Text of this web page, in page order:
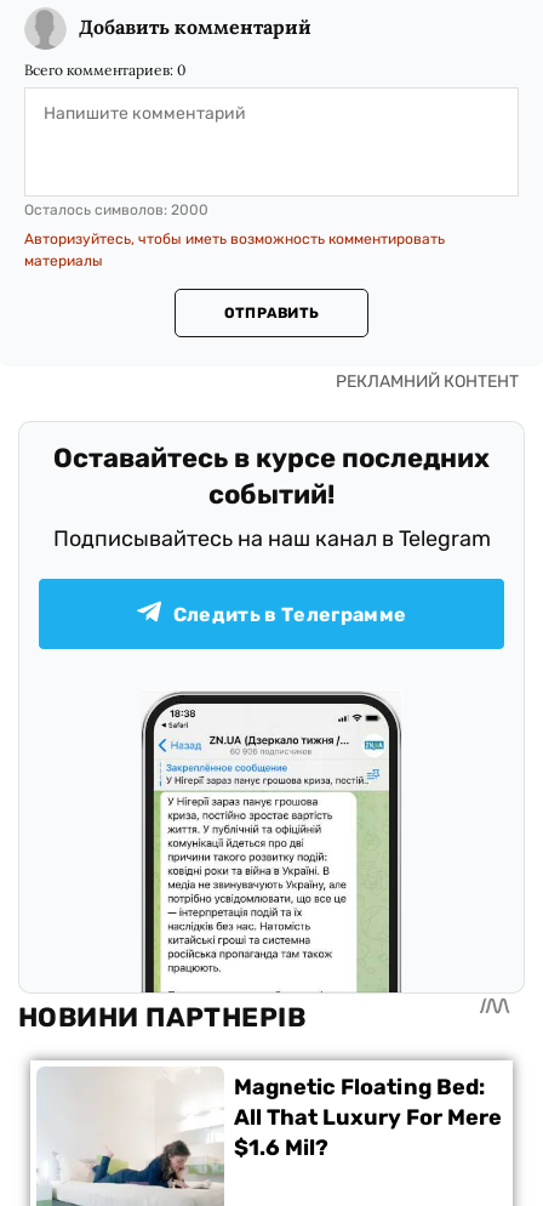
Добавить комментарий
Всего комментариев: 0
Осталось символов: 2000
Авторизуйтесь, чтобы иметь возможность комментировать
материалы
ОТПРАВИТЬ
Оставайтесь в курсе последних
событий!
Подписывайтесь на наш канал в Telegram
Следить в Телеграмме